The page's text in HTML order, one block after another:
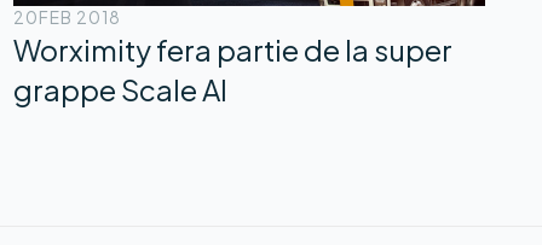
20FEB 2018
Worximity fera partie de la super
grappe Scale AI